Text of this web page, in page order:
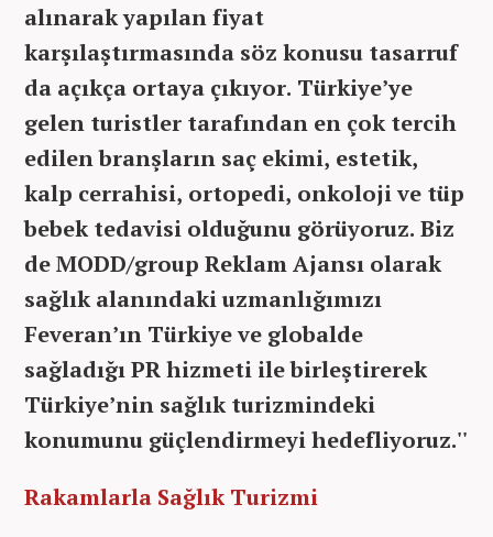
alınarak yapılan fiyat
karşılaştırmasında söz konusu tasarruf
da açıkça ortaya çıkıyor. Türkiye’ye
gelen turistler tarafından en çok tercih
edilen branşların saç ekimi, estetik,
kalp cerrahisi, ortopedi, onkoloji ve tüp
bebek tedavisi olduğunu görüyoruz. Biz
de MODD/group Reklam Ajansı olarak
sağlık alanındaki uzmanlığımızı
Feveran’ın Türkiye ve globalde
sağladığı PR hizmeti ile birleştirerek
Türkiye’nin sağlık turizmindeki
konumunu güçlendirmeyi hedefliyoruz.''
Rakamlarla Sağlık Turizmi